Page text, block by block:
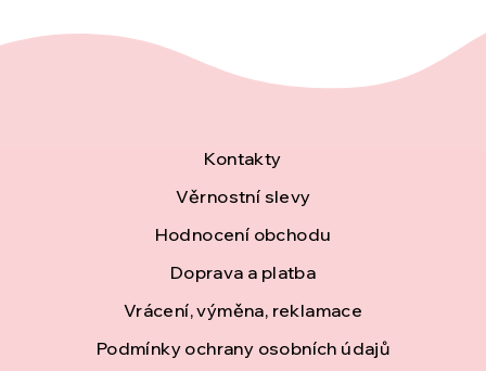
d
c
í
p
r
v
o
á
n
Kontakty
Věrnostní slevy
Hodnocení obchodu
Doprava a platba
Vrácení, výměna, reklamace
Podmínky ochrany osobních údajů